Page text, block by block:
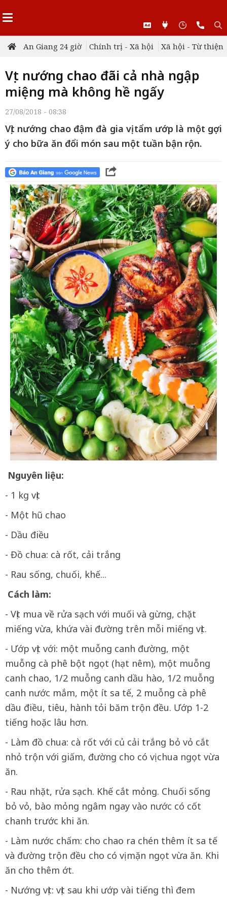
An Giang 24 giờ Chính trị - Xã hội Xã hội - Từ thiện
Vịt nướng chao đãi cả nhà ngập
miệng mà không hề ngấy
27/08/2018 - 08:38
Vịt nướng chao đậm đà gia vị tẩm ướp là một gợi
ý cho bữa ăn đổi món sau một tuần bận rộn.
Nguyên liệu:
- 1 kg vịt
- Một hũ chao
- Dầu điều
- Đồ chua: cà rốt, cải trắng
- Rau sống, chuối, khế...
Cách làm:
- Vịt mua về rửa sạch với muối và gừng, chặt
miếng vừa, khứa vài đường trên mỗi miếng vịt.
- Ướp vịt với: một muỗng canh đường, một
muỗng cà phê bột ngọt (hạt nêm), một muỗng
canh chao, 1/2 muỗng canh dầu hào, 1/2 muỗng
canh nước mắm, một ít sa tế, 2 muỗng cà phê
dầu điều, tiêu, hành tỏi băm trộn đều. Ướp 1-2
tiếng hoặc lâu hơn.
- Làm đồ chua: cà rốt với củ cải trắng bỏ vỏ cắt
nhỏ trộn với giấm, đường cho có vị chua ngọt vừa
ăn.
- Rau nhặt, rửa sạch. Khế cắt mỏng. Chuối sống
bỏ vỏ, bào mỏng ngâm ngay vào nước có cốt
chanh trước khi ăn.
- Làm nước chấm: cho chao ra chén thêm ít sa tế
và đường trộn đều cho có vị mặn ngọt vừa ăn. Khi
ăn cho thêm ớt.
- Nướng vịt: vịt sau khi ướp vài tiếng thì đem